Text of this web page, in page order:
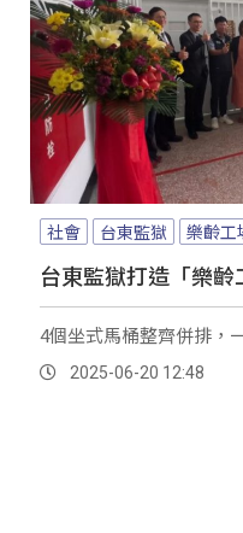
社會 台東監獄 樂齡工
台東監獄打造「樂
4個坐式馬桶整齊併排，
2025-06-20 12:48